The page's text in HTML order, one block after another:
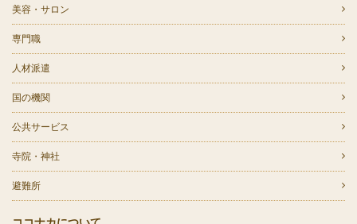
美容・サロン
専門職
人材派遣
国の機関
公共サービス
寺院・神社
避難所